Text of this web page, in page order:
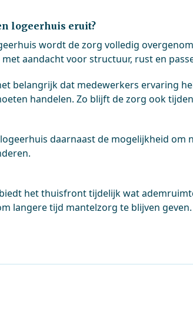
logeerhuis eruit?
wordt de zorg volledig
aandacht voor structuur, rust en
belangrijk dat medewerkers ervaring
handelen. Zo blijft de zorg ook
daarnaast de mogelijkheid om
het thuisfront tijdelijk wat
langere tijd mantelzorg te blijven geven.